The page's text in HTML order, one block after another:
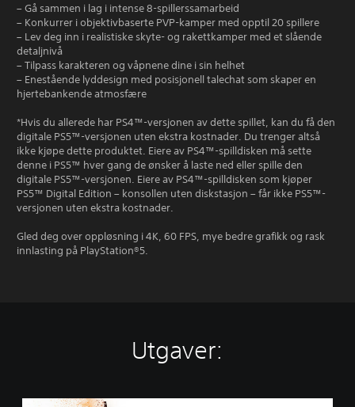
– Gå sammen i lag i intense 8-spillerssamarbeid
– Konkurrer i objektivbaserte PVP-kamper med opptil 20 spillere
– Lev deg inn i realistiske skyte- og rakettkamper med et slående
detaljnivå
– Tilpass karakteren og våpnene dine i sin helhet
– Enestående lyddesign med posisjonell talechat som skaper en
hjertebankende atmosfære
*Hvis du allerede har PS4™-versjonen av dette spillet, kan du få den
digitale PS5™-versjonen uten ekstra kostnader. Du trenger altså
ikke kjøpe dette produktet. Eiere av PS4™-spilldisken må sette
denne i PS5™ hver gang de ønsker å laste ned eller spille den
digitale PS5™-versjonen. Eiere av PS4™-spilldisken som kjøper
PS5™ Digital Edition – konsollen uten diskstasjon – får ikke PS5™-
versjonen uten ekstra kostnader.
Gled deg over oppløsning i 4K, 60 FPS, mye bedre grafikk og rask
innlasting på PlayStation®5.
Utgaver: